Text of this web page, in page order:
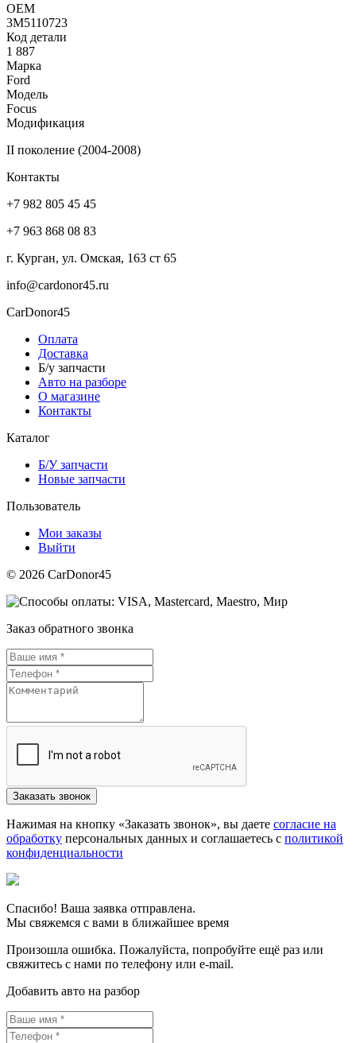
ОЕМ
3M5110723
Код детали
1 887
Марка
Ford
Модель
Focus
Модификация
II поколение (2004-2008)
Контакты
+7 982 805 45 45
+7 963 868 08 83
г. Курган, ул. Омская, 163 ст 65
info@cardonor45.ru
CarDonor45
Оплата
Доставка
Б/у запчасти
Авто на разборе
О магазине
Контакты
Каталог
Б/У запчасти
Новые запчасти
Пользователь
Мои заказы
Выйти
© 2026 CarDonor45
Заказ обратного звонка
Нажимая на кнопку «Заказать звонок», вы даете согласие на
обработку персональных данных и соглашаетесь c политикой
конфиденциальности
Спасибо! Ваша заявка отправлена.
Мы свяжемся с вами в ближайшее время
Произошла ошибка. Пожалуйста, попробуйте ещё раз или
свяжитесь с нами по телефону или e-mail.
Добавить авто на разбор